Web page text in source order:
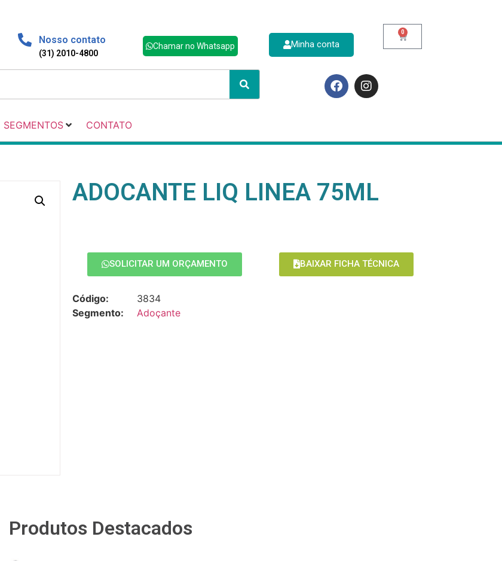
Nosso contato
(31) 2010-4800
Chamar no Whatsapp Minha conta
0
SEGMENTOS CONTATO
ADOCANTE LIQ LINEA 75ML
SOLICITAR UM ORÇAMENTO BAIXAR FICHA TÉCNICA
Código:
3834
Segmento:
Adoçante
Produtos Destacados